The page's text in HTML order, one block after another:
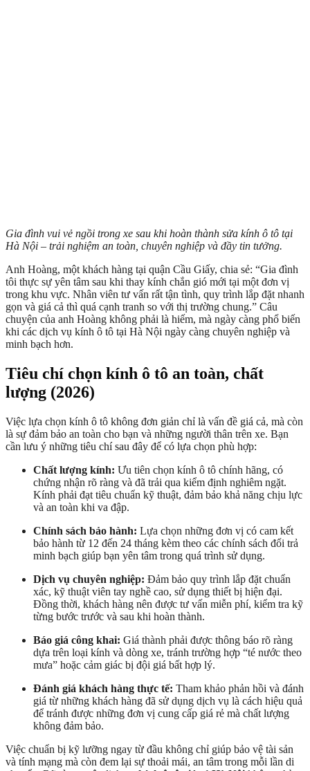
Gia đình vui vẻ ngồi trong xe sau khi hoàn thành sửa kính ô tô tại
Hà Nội – trải nghiệm an toàn, chuyên nghiệp và đầy tin tưởng.
Anh Hoàng, một khách hàng tại quận Cầu Giấy, chia sẻ: “Gia đình
tôi thực sự yên tâm sau khi thay kính chắn gió mới tại một đơn vị
trong khu vực. Nhân viên tư vấn rất tận tình, quy trình lắp đặt nhanh
gọn và giá cả thì quá cạnh tranh so với thị trường chung.” Câu
chuyện của anh Hoàng không phải là hiếm, mà ngày càng phổ biến
khi các dịch vụ kính ô tô tại Hà Nội ngày càng chuyên nghiệp và
minh bạch hơn.
Tiêu chí chọn kính ô tô an toàn, chất
lượng (2026)
Việc lựa chọn kính ô tô không đơn giản chỉ là vấn đề giá cả, mà còn
là sự đảm bảo an toàn cho bạn và những người thân trên xe. Bạn
cần lưu ý những tiêu chí sau đây để có lựa chọn phù hợp:
Chất lượng kính: Ưu tiên chọn kính ô tô chính hãng, có
chứng nhận rõ ràng và đã trải qua kiểm định nghiêm ngặt.
Kính phải đạt tiêu chuẩn kỹ thuật, đảm bảo khả năng chịu lực
và an toàn khi va đập.
Chính sách bảo hành: Lựa chọn những đơn vị có cam kết
bảo hành từ 12 đến 24 tháng kèm theo các chính sách đổi trả
minh bạch giúp bạn yên tâm trong quá trình sử dụng.
Dịch vụ chuyên nghiệp: Đảm bảo quy trình lắp đặt chuẩn
xác, kỹ thuật viên tay nghề cao, sử dụng thiết bị hiện đại.
Đồng thời, khách hàng nên được tư vấn miễn phí, kiểm tra kỹ
từng bước trước và sau khi hoàn thành.
Báo giá công khai: Giá thành phải được thông báo rõ ràng
dựa trên loại kính và dòng xe, tránh trường hợp “té nước theo
mưa” hoặc cảm giác bị đội giá bất hợp lý.
Đánh giá khách hàng thực tế: Tham khảo phản hồi và đánh
giá từ những khách hàng đã sử dụng dịch vụ là cách hiệu quả
để tránh được những đơn vị cung cấp giá rẻ mà chất lượng
không đảm bảo.
Việc chuẩn bị kỹ lưỡng ngay từ đầu không chỉ giúp bảo vệ tài sản
và tính mạng mà còn đem lại sự thoải mái, an tâm trong mỗi lần di